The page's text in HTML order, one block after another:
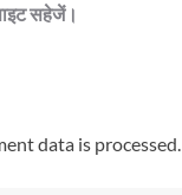
सहेजें।
data is processed.